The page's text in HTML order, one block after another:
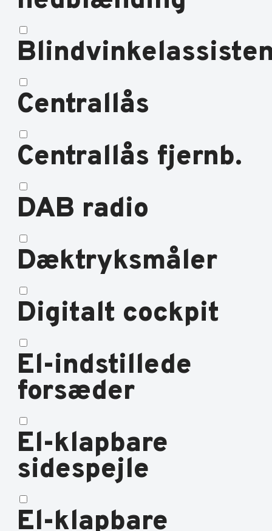
Centrallås
Centrallås fjernb.
DAB radio
Dæktryksmåler
Digitalt cockpit
El-indstillede
forsæder
El-klapbare
sidespejle
El-klapbare